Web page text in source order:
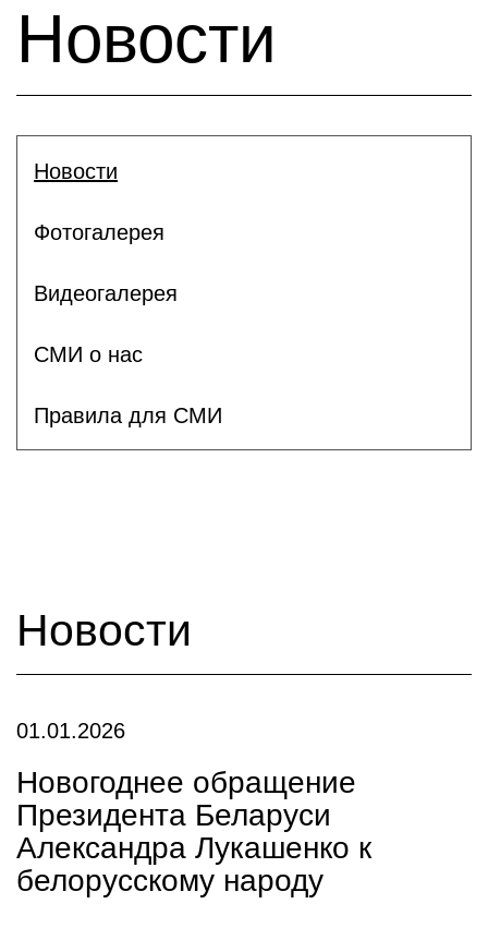
Новости
Новости
Фотогалерея
Видеогалерея
СМИ о нас
Правила для СМИ
Новости
01.01.2026
Новогоднее обращение
Президента Беларуси
Александра Лукашенко к
белорусскому народу